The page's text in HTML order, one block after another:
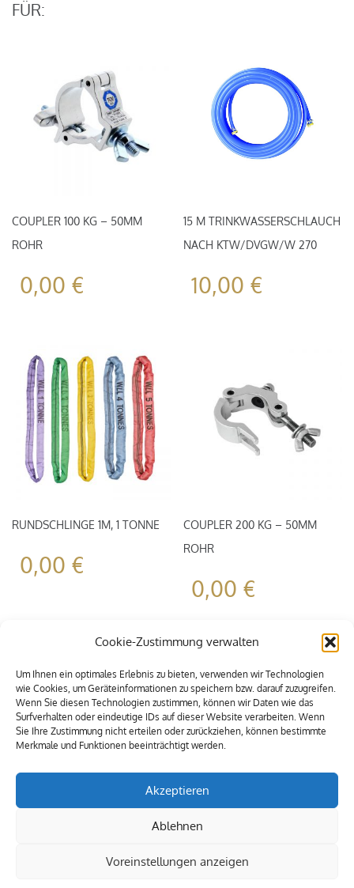
Cookie-Zustimmung verwalten
Um Ihnen ein optimales Erlebnis zu bieten, verwenden wir Technologien
wie Cookies, um Geräteinformationen zu speichern bzw. darauf zuzugreifen.
Wenn Sie diesen Technologien zustimmen, können wir Daten wie das
Surfverhalten oder eindeutige IDs auf dieser Website verarbeiten. Wenn
Sie Ihre Zustimmung nicht erteilen oder zurückziehen, können bestimmte
Merkmale und Funktionen beeinträchtigt werden.
Akzeptieren
Ablehnen
Voreinstellungen anzeigen
Menge
FÜR:
COUPLER 100 KG – 50MM
ROHR
0,00 €
15 M TRINKWASSERSCHLAUCH
NACH KTW/DVGW/W 270
10,00 €
RUNDSCHLINGE 1M, 1 TONNE
0,00 €
COUPLER 200 KG – 50MM
ROHR
0,00 €